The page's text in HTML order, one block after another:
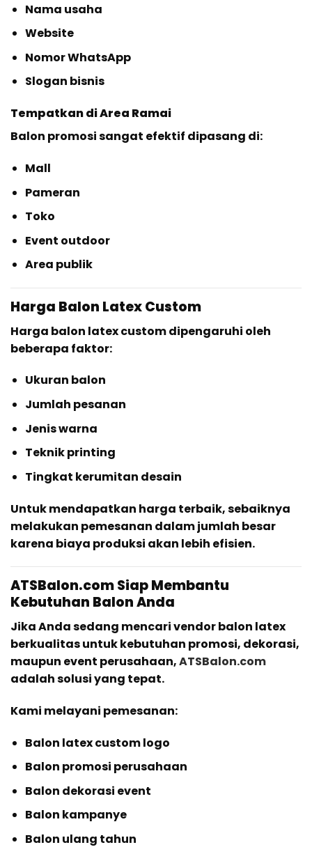
Nama usaha
Website
Nomor WhatsApp
Slogan bisnis
Tempatkan di Area Ramai
Balon promosi sangat efektif dipasang di:
Mall
Pameran
Toko
Event outdoor
Area publik
Harga Balon Latex Custom
Harga balon latex custom dipengaruhi oleh
beberapa faktor:
Ukuran balon
Jumlah pesanan
Jenis warna
Teknik printing
Tingkat kerumitan desain
Untuk mendapatkan harga terbaik, sebaiknya
melakukan pemesanan dalam jumlah besar
karena biaya produksi akan lebih efisien.
ATSBalon.com Siap Membantu
Kebutuhan Balon Anda
Jika Anda sedang mencari vendor balon latex
berkualitas untuk kebutuhan promosi, dekorasi,
maupun event perusahaan,ATSBalon.com
adalah solusi yang tepat.
Kami melayani pemesanan:
Balon latex custom logo
Balon promosi perusahaan
Balon dekorasi event
Balon kampanye
Balon ulang tahun